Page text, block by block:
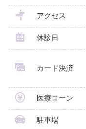
アクセス
休診日
カード決済
医療ローン
駐車場